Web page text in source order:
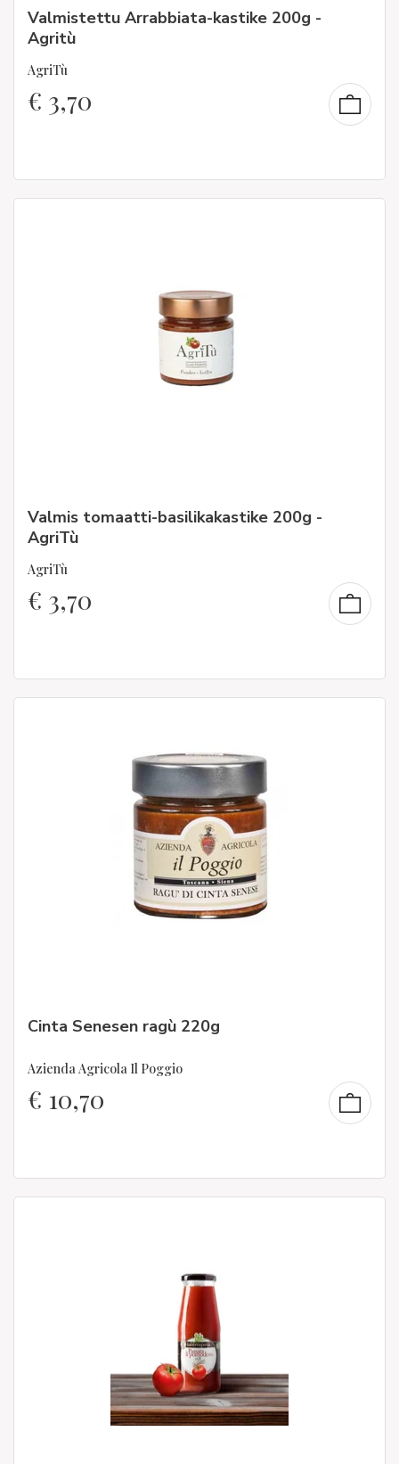
Valmistettu Arrabbiata-kastike 200g -
Agritù
AgriTù
€ 3,70
Valmis tomaatti-basilikakastike 200g -
AgriTù
AgriTù
€ 3,70
Cinta Senesen ragù 220g
Azienda Agricola Il Poggio
€ 10,70